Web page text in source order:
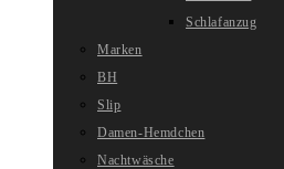
Schlafanzug
Marken
BH
Slip
Damen-Hemdchen
Nachtwäsche